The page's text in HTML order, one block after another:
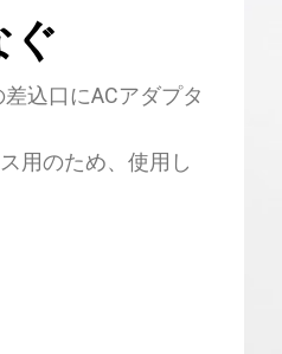
ぐ
込口にACアダプタ
用のため、使用し